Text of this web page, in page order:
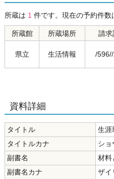
所蔵は 1 件です。現在の予約件数
所蔵館 所蔵場所 請求
県立 生活情報 /
資料詳細
タイトル
生涯
タイトルカナ
ショ
副書名
材料
副書名カナ
ザイ